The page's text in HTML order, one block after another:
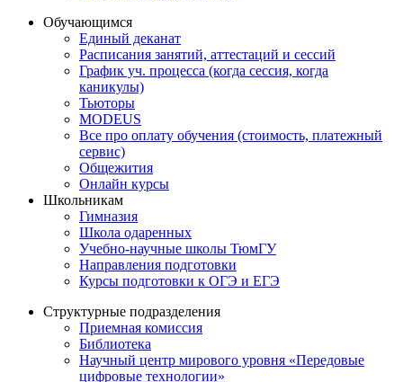
Обучающимся
Единый деканат
Расписания занятий, аттестаций и сессий
График уч. процесса (когда сессия, когда
каникулы)
Тьюторы
MODEUS
Все про оплату обучения (стоимость, платежный
сервис)
Общежития
Онлайн курсы
Школьникам
Гимназия
Школа одаренных
Учебно-научные школы ТюмГУ
Направления подготовки
Курсы подготовки к ОГЭ и ЕГЭ
Структурные подразделения
Приемная комиссия
Библиотека
Научный центр мирового уровня «Передовые
цифровые технологии»